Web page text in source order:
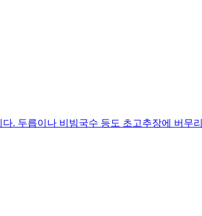
두릅이나 비빔국수 등도 초고추장에 버무